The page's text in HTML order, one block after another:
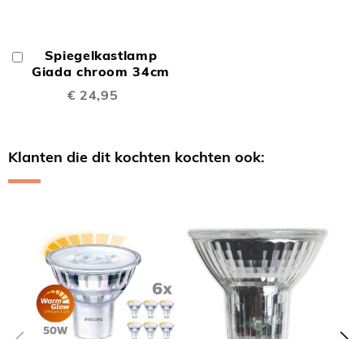
Spiegelkastlamp
Giada chroom 34cm
€ 24,95
Winkelwagen
Klanten die dit kochten kochten ook: